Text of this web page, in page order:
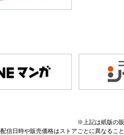
※上記は紙版の
信日時や販売価格はストアごとに異なるこ